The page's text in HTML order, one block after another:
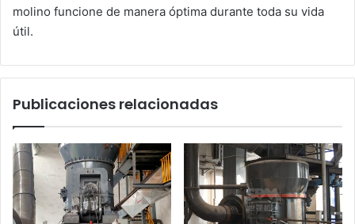
molino funcione de manera óptima durante toda su vida
útil.
Publicaciones relacionadas